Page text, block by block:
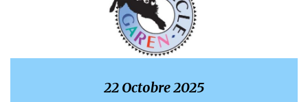
22 Octobre 2025